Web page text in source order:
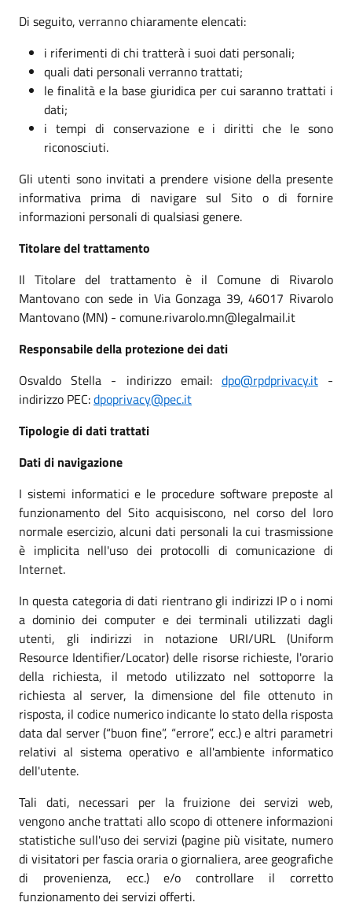
Di seguito, verranno chiaramente elencati:
i riferimenti di chi tratterà i suoi dati personali;
quali dati personali verranno trattati;
le finalità e la base giuridica per cui saranno trattati i
dati;
i tempi di conservazione e i diritti che le sono
riconosciuti.
Gli utenti sono invitati a prendere visione della presente
informativa prima di navigare sul Sito o di fornire
informazioni personali di qualsiasi genere.
Titolare del trattamento
Il Titolare del trattamento è il Comune di Rivarolo
Mantovano con sede in Via Gonzaga 39, 46017 Rivarolo
Mantovano (MN) - comune.rivarolo.mn@legalmail.it
Responsabile della protezione dei dati
Osvaldo Stella - indirizzo email: dpo@rpdprivacy.it-
indirizzo PEC:dpoprivacy@pec.it
Tipologie di dati trattati
Dati di navigazione
I sistemi informatici e le procedure software preposte al
funzionamento del Sito acquisiscono, nel corso del loro
normale esercizio, alcuni dati personali la cui trasmissione
è implicita nell'uso dei protocolli di comunicazione di
Internet.
In questa categoria di dati rientrano gli indirizzi IP o i nomi
a dominio dei computer e dei terminali utilizzati dagli
utenti, gli indirizzi in notazione URI/URL (Uniform
Resource Identifier/Locator) delle risorse richieste, l'orario
della richiesta, il metodo utilizzato nel sottoporre la
richiesta al server, la dimensione del file ottenuto in
risposta, il codice numerico indicante lo stato della risposta
data dal server (“buon fine”, “errore”, ecc.) e altri parametri
relativi al sistema operativo e all'ambiente informatico
dell'utente.
Tali dati, necessari per la fruizione dei servizi web,
vengono anche trattati allo scopo di ottenere informazioni
statistiche sull'uso dei servizi (pagine più visitate, numero
di visitatori per fascia oraria o giornaliera, aree geografiche
di provenienza, ecc.) e/o controllare il corretto
funzionamento dei servizi offerti.